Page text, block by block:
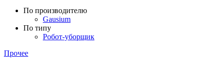
По производителю
Gausium
По типу
Робот-уборщик
Прочее